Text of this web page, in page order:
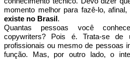
momento melhor para fazê-lo, afinal,
existe no Brasil .
Quantas pessoas você
copywriters? Pois é. Trata-se
profissionais ou mesmo de pessoas
função. Mas, por outro lado, o